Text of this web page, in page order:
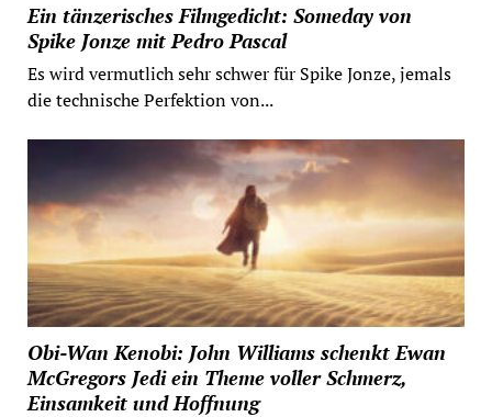
Ein tänzerisches Filmgedicht: Someday von
Spike Jonze mit Pedro Pascal
Es wird vermutlich sehr schwer für Spike Jonze, jemals
die technische Perfektion von...
Obi-Wan Kenobi: John Williams schenkt Ewan
McGregors Jedi ein Theme voller Schmerz,
Einsamkeit und Hoffnung